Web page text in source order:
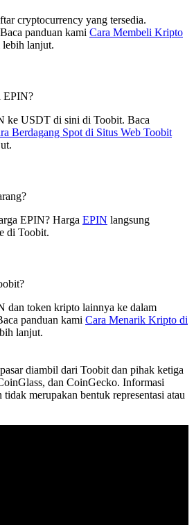
cryptocurrency yang tersedia.
panduan kami Cara Membeli Kripto
lanjut.
EPIN?
ke USDT di sini di Toobit. Baca
Berdagang Spot di Situs Web Toobit
EPIN? Harga EPIN langsung
di Toobit.
dan token kripto lainnya ke dalam
panduan kami Cara Menarik Kripto di
lanjut.
diambil dari Toobit dan pihak ketiga
dan CoinGecko. Informasi
merupakan bentuk representasi atau